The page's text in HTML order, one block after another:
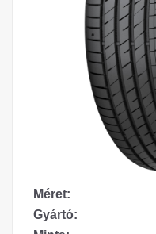
Méret:
Gyártó: